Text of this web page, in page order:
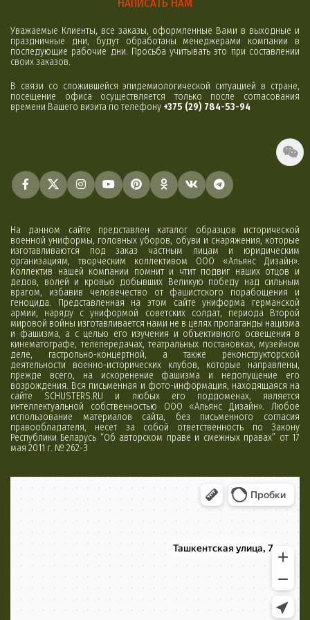
Уважаемые Клиенты, все заказы, оформленные Вами в выходные и
праздничные дни, будут обработаны менеджерами компании в
последующие рабочие дни. Просьба учитывать это при составлении
своих заказов.
В связи со сложившейся эпидемиологической ситуацией в стране,
посещение офиса осуществляется только после согласования
времени Вашего визита по телефону +375 (29) 784-53-94
На данном сайте представлен каталог образцов исторической
военной униформы, головных уборов, обуви и снаряжения, которые
изготавливаются под заказ частным лицам и юридическим
организациям, творческим коллективом ООО «Альянс Дизайн».
Коллектив нашей компании помнит и чтит подвиг наших отцов и
дедов, волей и кровью добывших Великую победу над сильным
врагом, избавив человечество от фашистского порабощения и
геноцида. Представленная на этом сайте униформа германской
армии, наряду с униформой советских солдат, периода Второй
мировой войны изготавливается нами не в целях пропаганды нацизма
и фашизма, а с целью его изучения и объективного освещения в
кинематографе, телепередачах, театральных постановках, музейном
деле, гастрольно-концертной, а также реконструкторской
деятельности военно-исторических клубов, которые направлены,
прежде всего, на искоренение фашизма и недопущение его
возрождения. Вся письменная и фото-информация, находящаяся на
сайте SCHUSTERS.RU и любых его поддоменах, является
интеллектуальной собственностью ООО «Альянс Дизайн». Любое
использование материалов сайта, без письменного согласия
правообладателя, несет за собой ответственность по Закону
Республики Беларусь “Об авторском праве и смежных правах” от 17
мая 2011 г. № 262-З